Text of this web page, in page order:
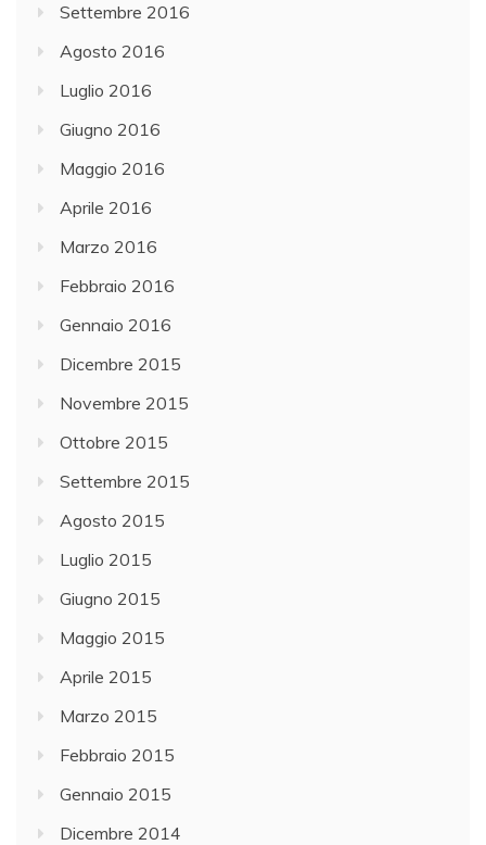
Settembre 2016
Agosto 2016
Luglio 2016
Giugno 2016
Maggio 2016
Aprile 2016
Marzo 2016
Febbraio 2016
Gennaio 2016
Dicembre 2015
Novembre 2015
Ottobre 2015
Settembre 2015
Agosto 2015
Luglio 2015
Giugno 2015
Maggio 2015
Aprile 2015
Marzo 2015
Febbraio 2015
Gennaio 2015
Dicembre 2014